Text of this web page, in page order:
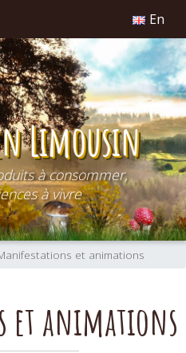
En
Limousin
à consommer,
à vivre
et animations
et animations